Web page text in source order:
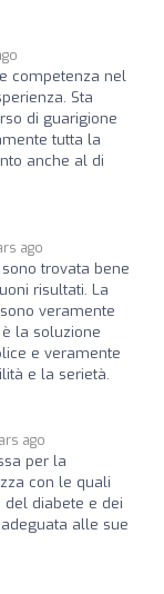
competenza nel
Sta
di guarigione
tutta la
anche al di
ago
trovata bene
risultati. La
veramente
la soluzione
e veramente
e la serietà.
ago
per la
con le quali
diabete e dei
alle sue